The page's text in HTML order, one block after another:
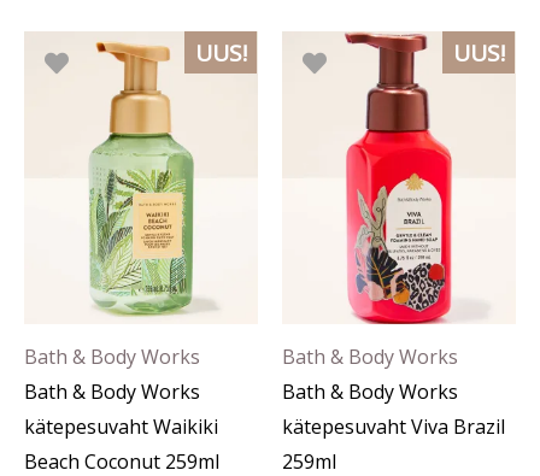
UUS!
Bath & Body Works
Bath & Body Works
kätepesuvaht Waikiki
Beach Coconut 259ml
UUS!
Bath & Body Works
Bath & Body Works
kätepesuvaht Viva Brazil
259ml